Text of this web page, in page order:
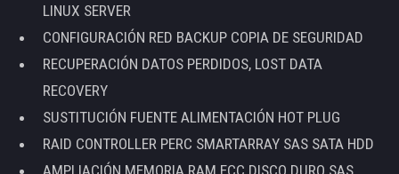
LINUX SERVER
CONFIGURACIÓN RED BACKUP COPIA DE SEGURIDAD
RECUPERACIÓN DATOS PERDIDOS, LOST DATA
RECOVERY
SUSTITUCIÓN FUENTE ALIMENTACIÓN HOT PLUG
RAID CONTROLLER PERC SMARTARRAY SAS SATA HDD
AMPLIACIÓN MEMORIA RAM ECC DISCO DURO SAS